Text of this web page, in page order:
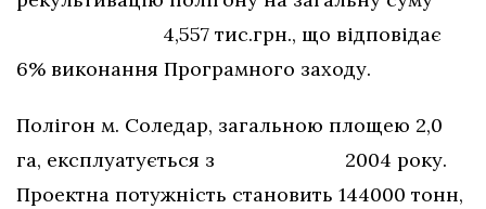
4,557 тис.грн., що відповідає
6% виконання Програмного заходу.
Полігон м. Соледар, загальною площею 2,0
га, експлуатується з 2004 року.
Проектна потужність становить 144000 тонн,